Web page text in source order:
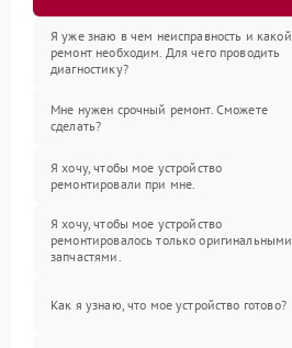
Я уже знаю в чем неисправность и какой
ремонт необходим. Для чего проводить
диагностику?
Мне нужен срочный ремонт. Сможете
сделать?
Я хочу, чтобы мое устройство
ремонтировали при мне.
Я хочу, чтобы мое устройство
ремонтировалось только оригинальными
запчастями.
Как я узнаю, что мое устройство готово?